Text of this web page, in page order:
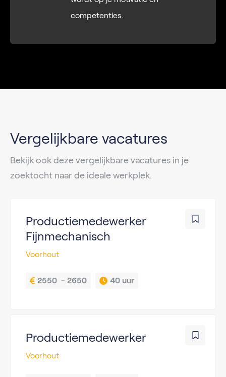
competenties.
Vergelijkbare vacatures
Bekijk ook deze vergelijkbare vacatures in je
zoektocht naar de ideale werkplek.
Productiemedewerker
Fijnmechanisch
Voorhout
2550  - 2650 40 uur
Productiemedewerker
Voorhout